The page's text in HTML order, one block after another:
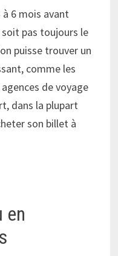
à 6 mois avant
pas toujours le
puisse trouver un
comme les
de voyage
dans la plupart
son billet à
en